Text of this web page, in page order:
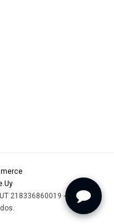
218336860019 - Todos los